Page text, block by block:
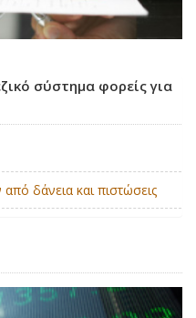
σύστημα φορείς για
από δάνεια και πιστώσεις